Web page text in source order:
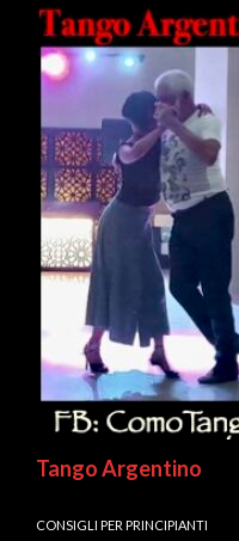
Tango Argentino
CONSIGLI PER PRINCIPIANTI